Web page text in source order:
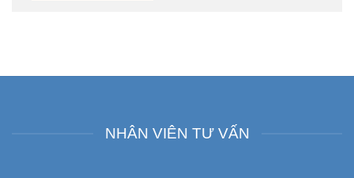
NHÂN VIÊN TƯ VẤN